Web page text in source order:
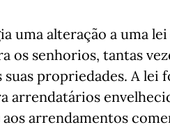
uma alteração a uma
os senhorios, tantas
suas propriedades. A
arrendatários
aos arrendamentos